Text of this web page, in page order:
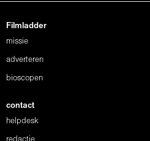
Filmladder
missie
adverteren
bioscopen
contact
helpdesk
redactie